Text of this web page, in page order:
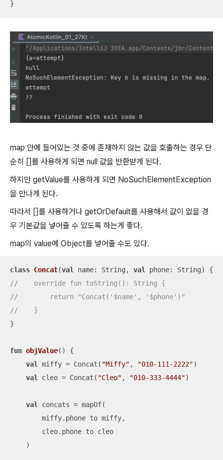
}
map 안에 들어있는 것 중에 존재하지 않는 값을 호출하는 경우 단
순히 []를 사용하게 되면 null 값을 반환받게 된다.
하지만 getValue를 사용하게 되면 NoSuchElementException
을 만나게 된다.
따라서 []를 사용하거나 getOrDefault를 사용해서 값이 없을 경
우 기본값을 넣어줄 수 있도록 하는게 좋다.
map의 value에 Object를 넣어줄 수도 있다.
class Concat(val name: String, val
//    override fun toString(): String {
//        return "Concat('$name', '$phone')"
//    }
}
fun objValue()
{
val
miffy = Concat( "Miffy" , "010-111-2222")
val
cleo = Concat( "Cleo" , "010-333-4444")
val
concats = mapOf(
        miffy.phone to miffy,
        cleo.phone to cleo
    )